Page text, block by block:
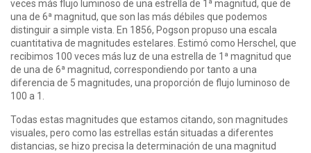
veces más flujo luminoso de una estrella de 1ª magnitud, que de
una de 6ª magnitud, que son las más débiles que podemos
distinguir a simple vista. En 1856, Pogson propuso una escala
cuantitativa de magnitudes estelares. Estimó como Herschel, que
recibimos 100 veces más luz de una estrella de 1ª magnitud que
de una de 6ª magnitud, correspondiendo por tanto a una
diferencia de 5 magnitudes, una proporción de flujo luminoso de
100 a 1.
Todas estas magnitudes que estamos citando, son magnitudes
visuales, pero como las estrellas están situadas a diferentes
distancias, se hizo precisa la determinación de una magnitud